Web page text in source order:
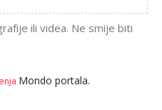
ili videa. Ne smije biti
Mondo portala.